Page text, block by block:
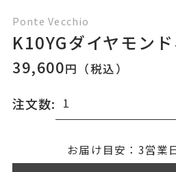
Ponte Vecchio
K10YGダイヤモン
39,600円（税込）
注文数:
(刻印について)※
お届け目安：3営業